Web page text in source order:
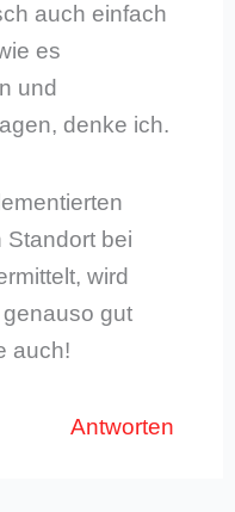
auch einfach
es
und
denke ich.
Standort bei
wird
gut
auch!
Antworten